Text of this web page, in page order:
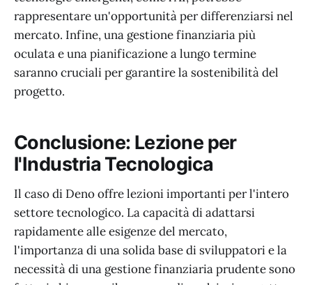
rappresentare un'opportunità per differenziarsi nel
mercato. Infine, una gestione finanziaria più
oculata e una pianificazione a lungo termine
saranno cruciali per garantire la sostenibilità del
progetto.
Conclusione: Lezione per
l'Industria Tecnologica
Il caso di Deno offre lezioni importanti per l'intero
settore tecnologico. La capacità di adattarsi
rapidamente alle esigenze del mercato,
l'importanza di una solida base di sviluppatori e la
necessità di una gestione finanziaria prudente sono